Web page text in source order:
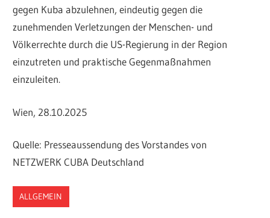
gegen Kuba abzulehnen, eindeutig gegen die
zunehmenden Verletzungen der Menschen- und
Völkerrechte durch die US-Regierung in der Region
einzutreten und praktische Gegenmaßnahmen
einzuleiten.
Wien, 28.10.2025
Quelle: Presseaussendung des Vorstandes von
NETZWERK CUBA Deutschland
ALLGEMEIN